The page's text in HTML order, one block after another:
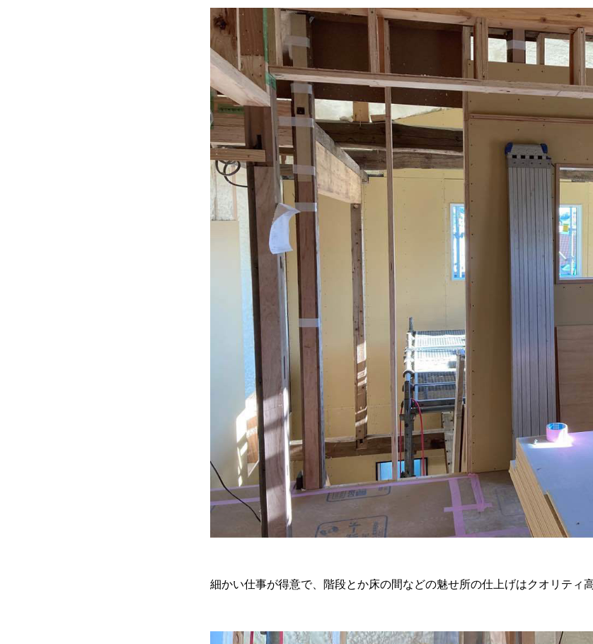
細かい仕事が得意で、階段とか床の間などの魅せ所の仕上げはクオリティ